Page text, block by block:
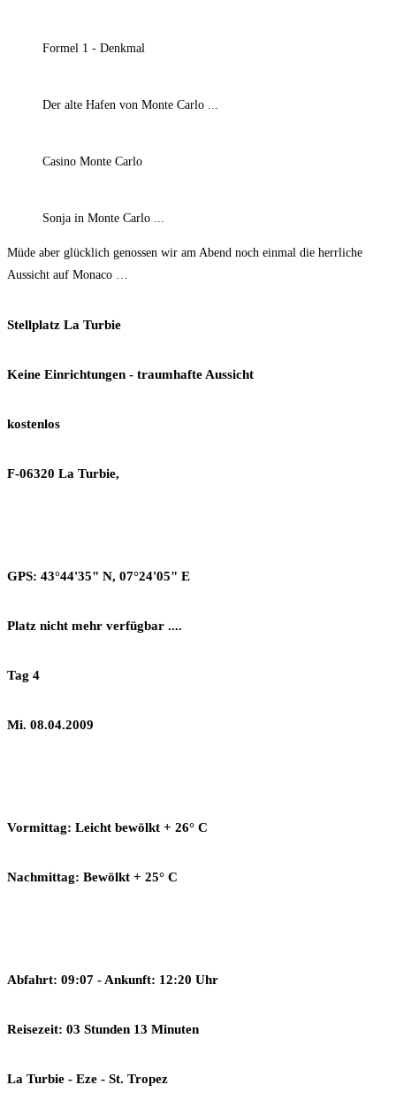
Formel 1 - Denkmal
Der alte Hafen von Monte Carlo ...
Casino Monte Carlo
Sonja in Monte Carlo ...
Müde aber glücklich genossen wir am Abend noch einmal die herrliche
Aussicht auf Monaco …
Stellplatz La Turbie
Keine Einrichtungen - traumhafte Aussicht
kostenlos
F-06320 La Turbie,
GPS: 43°44'35" N, 07°24'05" E
Platz nicht mehr verfügbar ....
Tag 4
Mi. 08.04.2009
Vormittag: Leicht bewölkt + 26° C
Nachmittag: Bewölkt + 25° C
Abfahrt: 09:07 - Ankunft: 12:20 Uhr
Reisezeit: 03 Stunden 13 Minuten
La Turbie - Eze - St. Tropez